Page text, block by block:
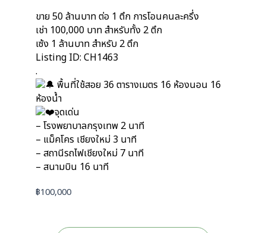
ขาย 50 ล้านบาท ต่อ 1 ตึก การโอนคนละครึ่ง
เช่า 100,000 บาท สำหรับทั้ง 2 ตึก
เซ้ง 1 ล้านบาท สำหรับ 2 ตึก
Listing ID: CH1463
.
พื้นที่ใช้สอย 36 ตารางเมตร 16 ห้องนอน 16
ห้องน้ำ
จุดเด่น
– โรงพยาบาลกรุงเทพ 2 นาที
– แม็คโคร เชียงใหม่ 3 นาที
– สถานีรถไฟเชียงใหม่ 7 นาที
– สนามบิน 16 นาที
฿100,000